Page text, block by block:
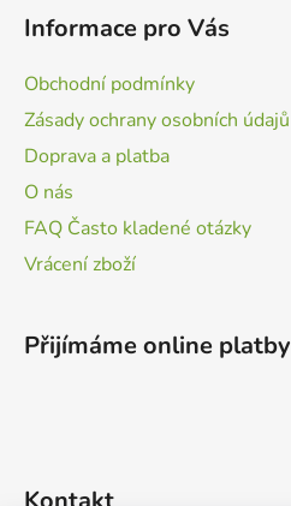
Informace pro Vás
Obchodní podmínky
Zásady ochrany osobních údajů
Doprava a platba
O nás
FAQ Často kladené otázky
Vrácení zboží
Přijímáme online platby